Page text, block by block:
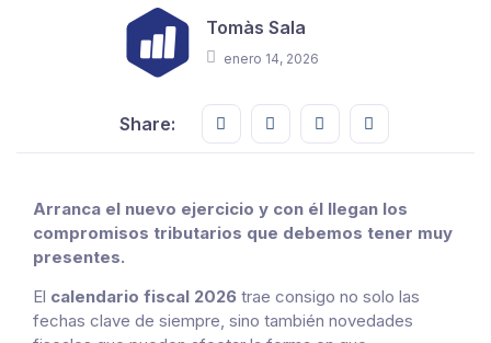
Tomàs Sala
enero 14, 2026
Share: Share this on FaceBook
Share this on Twitter
Share this on GMail
Share this on
Arranca el nuevo ejercicio y con él llegan los
compromisos tributarios que debemos tener muy
presentes.
El calendario fiscal 2026 trae consigo no solo las
fechas clave de siempre, sino también novedades